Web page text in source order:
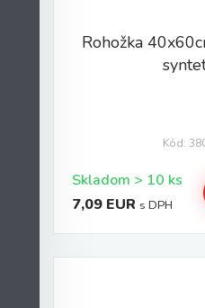
Rohožka
Kód:
Skladom > 10 ks
7,09 EUR s DPH